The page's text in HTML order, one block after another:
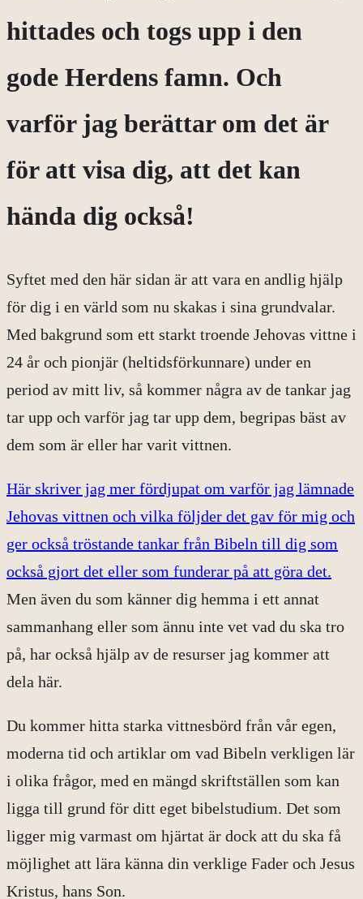
hittades och togs upp i den
gode Herdens famn. Och
varför jag berättar om det är
för att visa dig, att det kan
hända dig också!
Syftet med den här sidan är att vara en andlig hjälp
för dig i en värld som nu skakas i sina grundvalar.
Med bakgrund som ett starkt troende Jehovas vittne i
24 år och pionjär (heltidsförkunnare) under en
period av mitt liv, så kommer några av de tankar jag
tar upp och varför jag tar upp dem, begripas bäst av
dem som är eller har varit vittnen.
Här skriver jag mer fördjupat om varför jag lämnade
Jehovas vittnen och vilka följder det gav för mig och
ger också tröstande tankar från Bibeln till dig som
också gjort det eller som funderar på att göra det.
Men även du som känner dig hemma i ett annat
sammanhang eller som ännu inte vet vad du ska tro
på, har också hjälp av de resurser jag kommer att
dela här.
Du kommer hitta starka vittnesbörd från vår egen,
moderna tid och artiklar om vad Bibeln verkligen lär
i olika frågor, med en mängd skriftställen som kan
ligga till grund för ditt eget bibelstudium. Det som
ligger mig varmast om hjärtat är dock att du ska få
möjlighet att lära känna din verklige Fader och Jesus
Kristus, hans Son.